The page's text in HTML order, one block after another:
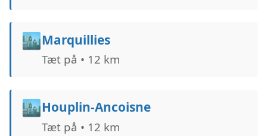
🏙️Marquillies
Tæt på • 12 km
🏙️Houplin-Ancoisne
Tæt på • 12 km